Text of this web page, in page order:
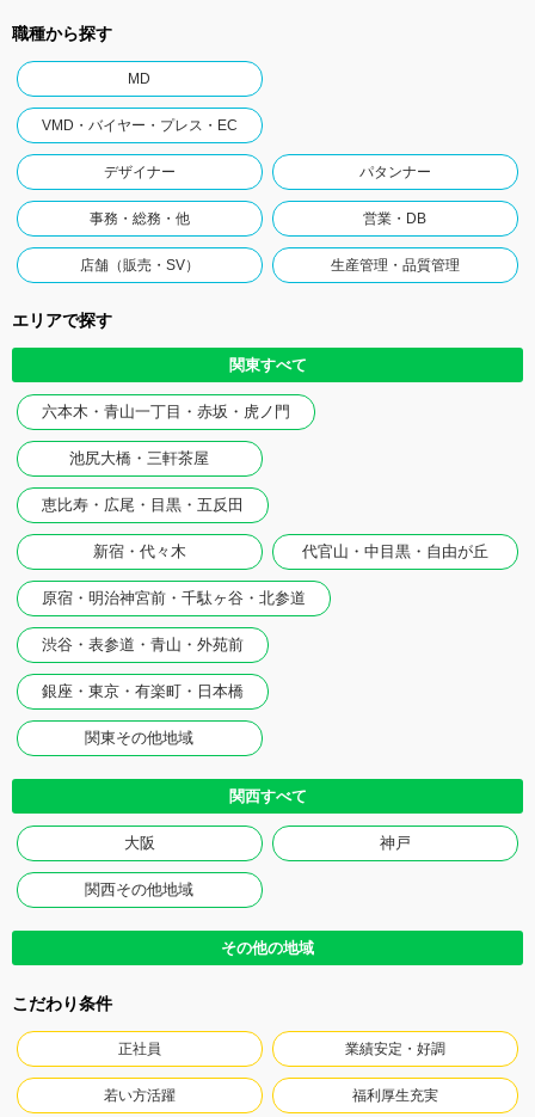
職種から探す
MD
VMD・バイヤー・プレス・EC
デザイナー パタンナー
事務・総務・他 営業・DB
店舗（販売・SV） 生産管理・品質管理
エリアで探す
関東すべて
六本木・青山一丁目・赤坂・虎ノ門
池尻大橋・三軒茶屋
恵比寿・広尾・目黒・五反田
新宿・代々木 代官山・中目黒・自由が丘
原宿・明治神宮前・千駄ヶ谷・北参道
渋谷・表参道・青山・外苑前
銀座・東京・有楽町・日本橋
関東その他地域
関西すべて
大阪 神戸
関西その他地域
その他の地域
こだわり条件
正社員 業績安定・好調
若い方活躍 福利厚生充実